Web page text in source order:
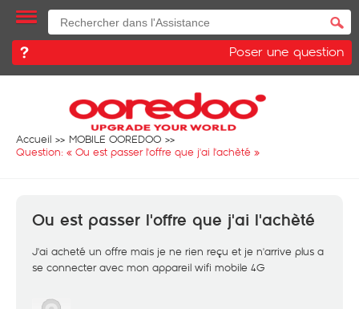
Poser une question
Accueil
MOBILE OOREDOO
Question: « Ou est passer l'offre que j'ai l'achèté »
Ou est passer l'offre que j'ai l'achèté
J'ai acheté un offre mais je ne rien reçu et je n'arrive plus a
se connecter avec mon appareil wifi mobile 4G